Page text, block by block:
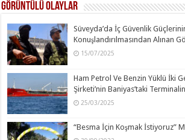
Görüntülü Olaylar
Süveyda’da İç Güvenlik
Konuşlandırılmasından Alınan
15/07/2025
Ham Petrol Ve Benzin Yüklü İki
Şirketi’nin Baniyas’taki
25/03/2025
“Besma İçin Koşmak İstiyoruz”